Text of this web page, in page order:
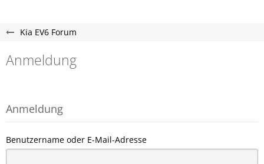
Kia EV6 Forum
Anmeldung
Anmeldung
Benutzername oder E-Mail-Adresse